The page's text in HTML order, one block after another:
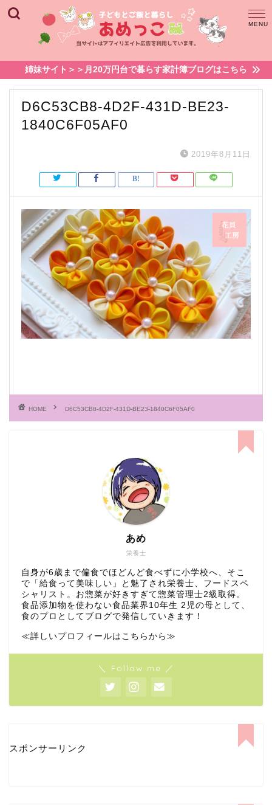
姉妹サイト＞＞月20万円台で暮らす家計簿ブログはこちら
D6C53CB8-4D2F-431D-BE23-
1840C6F05AF0
2019年8月11日
HOME D6C53CB8-4D2F-431D-BE23-1840C6F05AF0
栄養士
あめ
自身が6歳まで偏食でほどんど食べずに小学校へ、そこ
で「給食って美味しい」と魅了され栄養士、フードスペ
シャリスト。お惣菜が好きすぎて惣菜管理士2級取得。
食品添加物を使わない食品業界10年生 2児の母として、
食のプロとしてブログで発信していきます！
≪詳しいプロフィールはこちらから≫
＼ Follow me ／
スポンサーリンク